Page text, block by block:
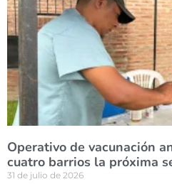
Operativo de vacunación
cuatro barrios la próxima
31 de julio de 2026